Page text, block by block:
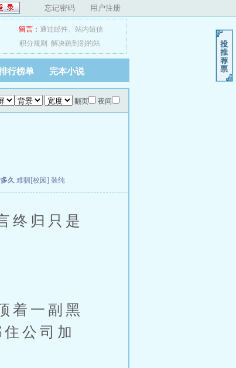
忘记密码 用户注册
留言： 通过邮件、 站内短信
积分规则
解决跳到别的站
行榜单 完本小说
翻页 夜间
久 难驯[校园] 装纯
终归只是
着一副黑
公司加